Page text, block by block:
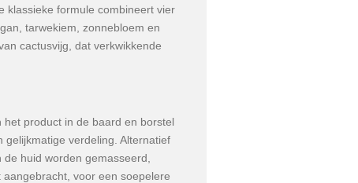
klassieke formule combineert vier
tarwekiem, zonnebloem en
cactusvijg, dat verkwikkende
product in de baard en borstel
verdeling. Alternatief
huid worden gemasseerd,
voor een soepelere